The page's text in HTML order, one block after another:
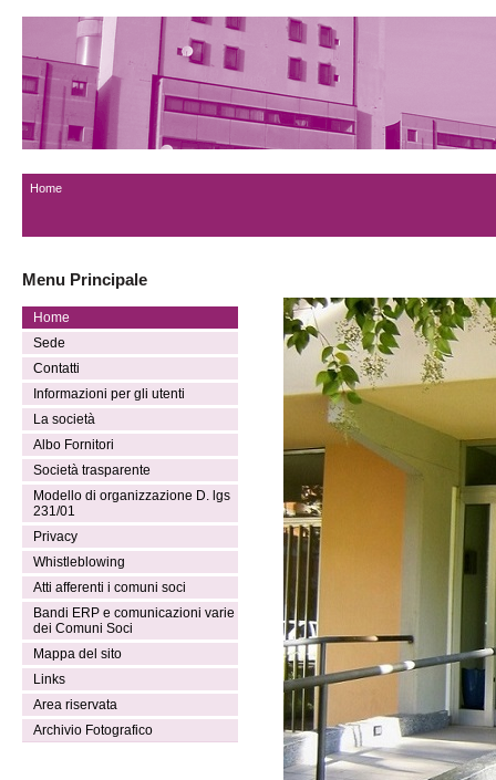
Home
Menu Principale
Home
Sede
Contatti
Informazioni per gli utenti
La società
Albo Fornitori
Società trasparente
Modello di organizzazione D. lgs
231/01
Privacy
Whistleblowing
Atti afferenti i comuni soci
Bandi ERP e comunicazioni varie
dei Comuni Soci
Mappa del sito
Links
Area riservata
Archivio Fotografico